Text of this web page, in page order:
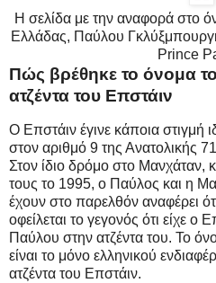
Η σελίδα με την αναφορά στο
Ελλάδας, Παύλου
Prince
Πώς βρέθηκε το όνομα
ατζέντα του Επστάιν
Ο Επστάιν έγινε κάποια στιγμή
στον αριθμό 9 της Ανατολικής
Στον ίδιο δρόμο στο Μανχάταν,
τους το 1995, ο Παύλος και η
έχουν στο παρελθόν αναφέρει
οφείλεται το γεγονός ότι είχε ο
Παύλου στην ατζέντα του. Το
είναι το μόνο ελληνικού
ατζέντα του Επστάιν.